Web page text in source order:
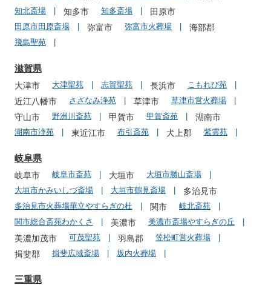
知北斎場 知多市 知多斎場 田原市
田原市田原斎場 弥富市 弥富市火葬場 海部郡
飛島聖苑
滋賀県
大津市 大津聖苑 志賀聖苑 長浜市 こもれび苑
近江八幡市 さざなみ浄苑 草津市 草津市営火葬場
守山市 野洲川斎苑 甲賀市 甲賀斎苑 湖南市
湖南市浄苑 東近江市 布引斎苑 犬上郡 紫雲苑
岐阜県
岐阜市 岐阜市斎苑 大垣市
大垣市勝山斎場
大垣市かみいしづ斎場
大垣市鶴見斎場 多治見市
多治見市火葬場華立やすらぎの杜 関市
岐北斎苑
関市総合斎苑わかくさ
美濃市 美濃市斎場やすらぎの丘
美濃加茂市 可茂聖苑 羽島郡 笠松町営火葬場
揖斐郡 揖斐広域斎場 坂内火葬場
三重県